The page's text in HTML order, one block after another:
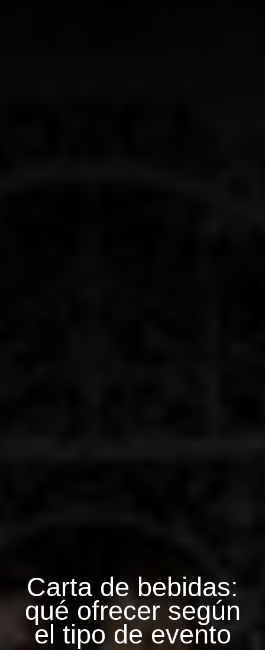
Carta de bebidas:
qué ofrecer según
el tipo de evento